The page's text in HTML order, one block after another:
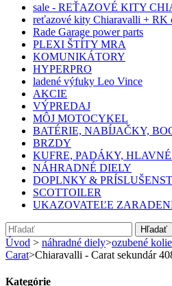
sale - REŤAZOVÉ KITY
reťazové kity Chiaravalli + RK
Rade Garage power parts
PLEXI ŠTÍTY MRA
KOMUNIKÁTORY
HYPERPRO
ladené výfuky Leo Vince
AKCIE
VÝPREDAJ
MÔJ MOTOCYKEL
BATÉRIE, NABÍJAČKY,
BRZDY
KUFRE, PADÁKY,
NÁHRADNÉ DIELY
DOPLNKY &
SCOTTOILER
UKAZOVATEĽE
Hľadať
Úvod > náhradné diely>ozubené
Carat>Chiaravalli - Carat sekundár
Kategórie